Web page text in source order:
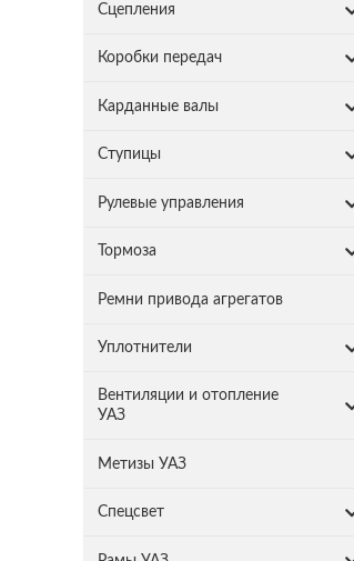
Сцепления
Коробки передач
Карданные валы
Ступицы
Рулевые управления
Тормоза
Ремни привода агрегатов
Уплотнители
Вентиляции и отопление
УАЗ
Метизы УАЗ
Спецсвет